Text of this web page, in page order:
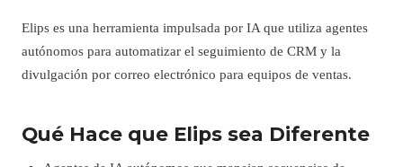
Elips es una herramienta impulsada por IA que utiliza agentes
autónomos para automatizar el seguimiento de CRM y la
divulgación por correo electrónico para equipos de ventas.
Qué Hace que Elips sea Diferente